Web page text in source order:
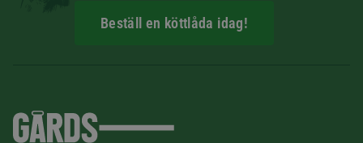
Beställ en köttlåda idag!